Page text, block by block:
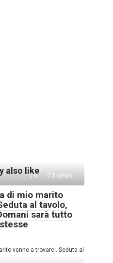
also like
0 3 views
di mio marito
al tavolo,
sarà tutto
venne a trovarci. Seduta al